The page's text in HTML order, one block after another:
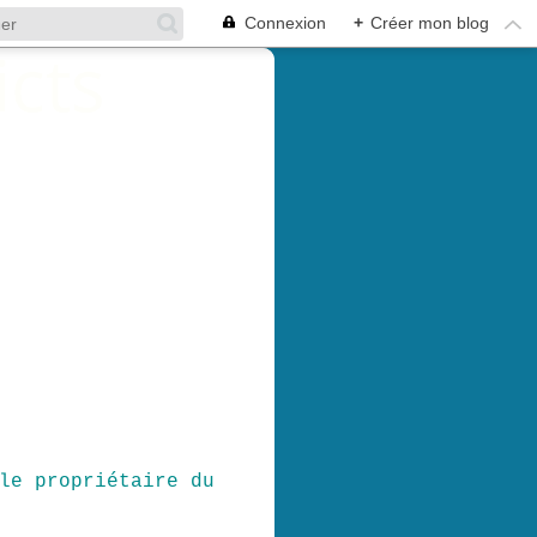
Connexion + Créer mon blog
propriétaire du